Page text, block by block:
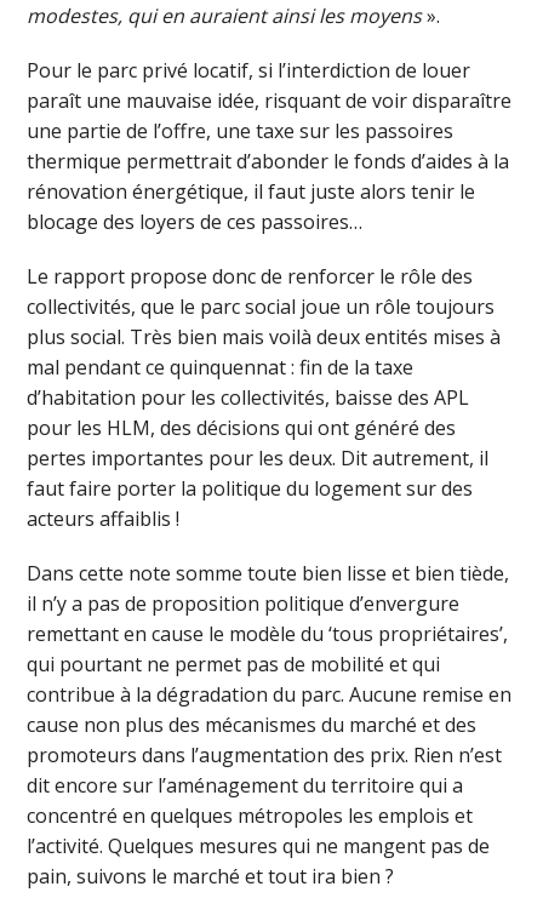
modestes, qui en auraient ainsi les moyens».
Pour le parc privé locatif, si l’interdiction de louer
paraît une mauvaise idée, risquant de voir disparaître
une partie de l’offre, une taxe sur les passoires
thermique permettrait d’abonder le fonds d’aides à la
rénovation énergétique, il faut juste alors tenir le
blocage des loyers de ces passoires…
Le rapport propose donc de renforcer le rôle des
collectivités, que le parc social joue un rôle toujours
plus social. Très bien mais voilà deux entités mises à
mal pendant ce quinquennat : fin de la taxe
d’habitation pour les collectivités, baisse des APL
pour les HLM, des décisions qui ont généré des
pertes importantes pour les deux. Dit autrement, il
faut faire porter la politique du logement sur des
acteurs affaiblis !
Dans cette note somme toute bien lisse et bien tiède,
il n’y a pas de proposition politique d’envergure
remettant en cause le modèle du ‘tous propriétaires’,
qui pourtant ne permet pas de mobilité et qui
contribue à la dégradation du parc. Aucune remise en
cause non plus des mécanismes du marché et des
promoteurs dans l’augmentation des prix. Rien n’est
dit encore sur l’aménagement du territoire qui a
concentré en quelques métropoles les emplois et
l’activité. Quelques mesures qui ne mangent pas de
pain, suivons le marché et tout ira bien ?